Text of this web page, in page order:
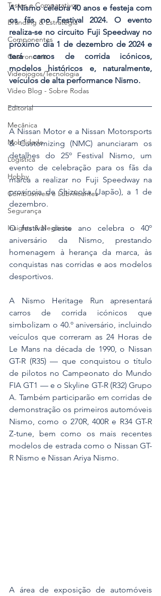
Testes e Comparativos
Branding & Estratégia
Componentes
Gastronomia
Videojogos/Tecnologia
Vídeo Blog - Sobre Rodas
Editorial
Mecânica
Mobilidade
Logística
Hobby
Combustíveis e Lubrificantes
Segurança
Insights & Negócios
A Nismo celebra 40 anos e festeja com
os fãs no Festival 2024. O evento
realiza-se no circuito Fuji Speedway no
próximo dia 1 de dezembro de 2024 e
terá carros de corrida icónicos,
modelos históricos e, naturalmente,
veículos de alta performance Nismo.
A Nissan Motor e a Nissan Motorsports
& Customizing (NMC) anunciaram os
detalhes do 25º Festival Nismo, um
evento de celebração para os fãs da
marca a realizar no Fuji Speedway na
província de Shizuoka (Japão), a 1 de
dezembro.
O festival deste ano celebra o 40º
aniversário da Nismo, prestando
homenagem à herança da marca, às
conquistas nas corridas e aos modelos
desportivos.
A Nismo Heritage Run apresentará
carros de corrida icónicos que
simbolizam o 40.º aniversário, incluindo
veículos que correram as 24 Horas de
Le Mans na década de 1990, o Nissan
GT-R (R35) — que conquistou o título
de pilotos no Campeonato do Mundo
FIA GT1 — e o Skyline GT-R (R32) Grupo
A. Também participarão em corridas de
demonstração os primeiros automóveis
Nismo, como o 270R, 400R e R34 GT-R
Z-tune, bem como os mais recentes
modelos de estrada como o Nissan GT-
R Nismo e Nissan Ariya Nismo.
A área de exposição de automóveis